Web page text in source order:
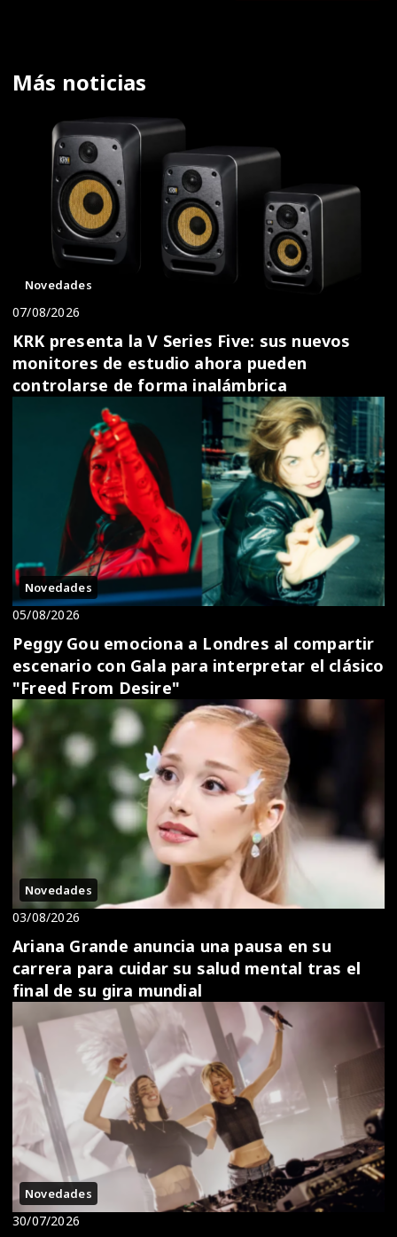
Más noticias
Novedades
07/08/2026
KRK presenta la V Series Five: sus nuevos
monitores de estudio ahora pueden
controlarse de forma inalámbrica
Novedades
05/08/2026
Peggy Gou emociona a Londres al compartir
escenario con Gala para interpretar el clásico
"Freed From Desire"
Novedades
03/08/2026
Ariana Grande anuncia una pausa en su
carrera para cuidar su salud mental tras el
final de su gira mundial
Novedades
30/07/2026